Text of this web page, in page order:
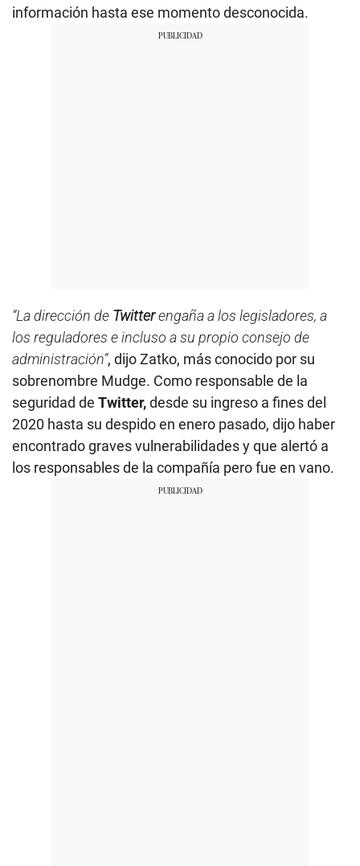
información hasta ese momento desconocida.
“La dirección de Twitterengaña a los legisladores, a
los reguladores e incluso a su propio consejo de
administración”, dijo Zatko, más conocido por su
sobrenombre Mudge. Como responsable de la
seguridad de Twitter,desde su ingreso a fines del
2020 hasta su despido en enero pasado, dijo haber
encontrado graves vulnerabilidades y que alertó a
los responsables de la compañía pero fue en vano.